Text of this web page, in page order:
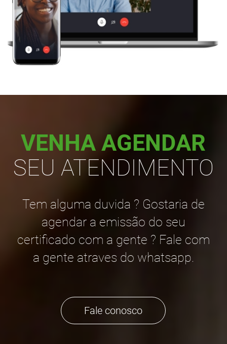
VENHA AGENDAR
SEU ATENDIMENTO
Tem alguma duvida ? Gostaria de
agendar a emissão do seu
certificado com a gente ? Fale com
a gente atraves do whatsapp.
Fale conosco